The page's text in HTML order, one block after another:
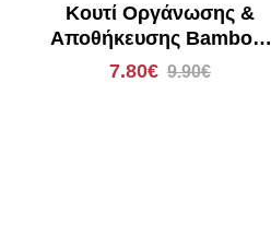
Κουτί Οργάνωσης &
Αποθήκευσης Bamboo/
Διάφανο με καπάκι 02-
7.80€ 9.90€